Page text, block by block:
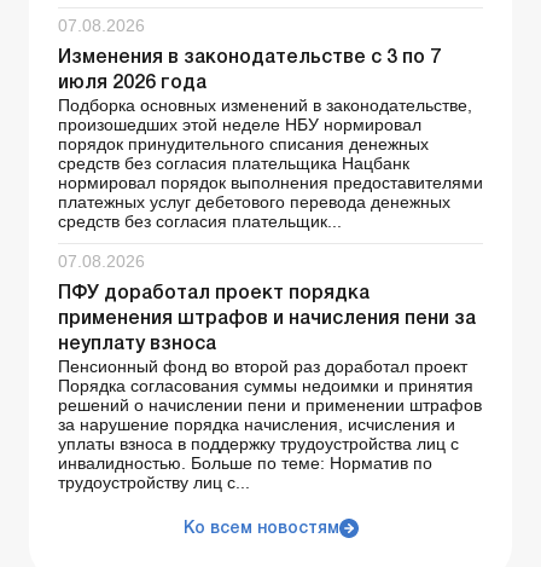
07.08.2026
Изменения в законодательстве с 3 по 7
июля 2026 года
Подборка основных изменений в законодательстве,
произошедших этой неделе НБУ нормировал
порядок принудительного списания денежных
средств без согласия плательщика Нацбанк
нормировал порядок выполнения предоставителями
платежных услуг дебетового перевода денежных
средств без согласия плательщик...
07.08.2026
ПФУ доработал проект порядка
применения штрафов и начисления пени за
неуплату взноса
Пенсионный фонд во второй раз доработал проект
Порядка согласования суммы недоимки и принятия
решений о начислении пени и применении штрафов
за нарушение порядка начисления, исчисления и
уплаты взноса в поддержку трудоустройства лиц с
инвалидностью. Больше по теме: Норматив по
трудоустройству лиц с...
Ко всем новостям